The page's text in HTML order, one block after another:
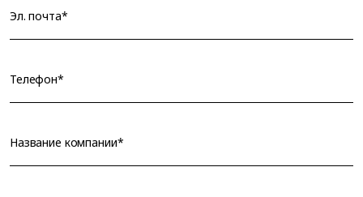
Эл. почта*
Телефон*
Название компании*